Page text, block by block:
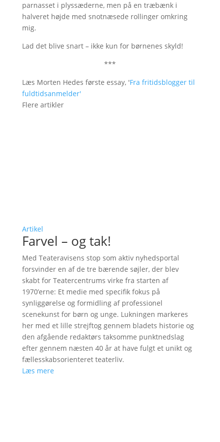
parnasset i plyssæderne, men på en træbænk i
halveret højde med snotnæsede rollinger omkring
mig.
Lad det blive snart – ikke kun for børnenes skyld!
***
Læs Morten Hedes første essay, 'Fra fritidsblogger til
fuldtidsanmelder'
Flere artikler
Artikel
Farvel – og tak!
Med Teateravisens stop som aktiv nyhedsportal
forsvinder en af de tre bærende søjler, der blev
skabt for Teatercentrums virke fra starten af
1970’erne: Et medie med specifik fokus på
synliggørelse og formidling af professionel
scenekunst for børn og unge. Lukningen markeres
her med et lille strejftog gennem bladets historie og
den afgående redaktørs taksomme punktnedslag
efter gennem næsten 40 år at have fulgt et unikt og
fællesskabsorienteret teaterliv.
Læs mere